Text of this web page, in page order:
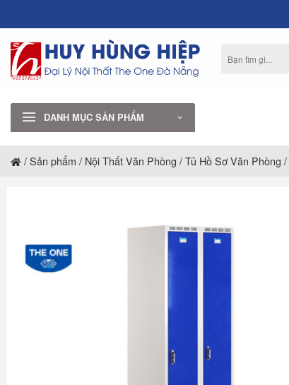
nội
dung
kiếm:
DANH MỤC SẢN PHẨM
/Sản phẩm / Nội Thất Văn Phòng /Tủ Hồ Sơ Văn Phòng /